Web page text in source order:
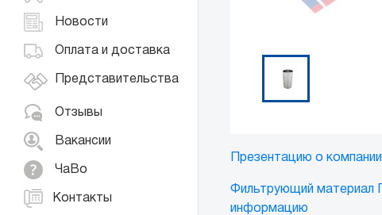
Новости
Оплата и доставка
Представительства
Отзывы
Вакансии
ЧаВо
Контакты
Презентацию о компании
Фильтрующий материал
информацию